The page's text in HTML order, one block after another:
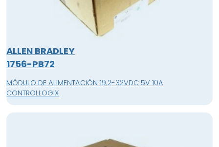
ALLEN BRADLEY
1756-PB72
MÓDULO DE ALIMENTACIÓN 19.2-32VDC 5V 10A
CONTROLLOGIX